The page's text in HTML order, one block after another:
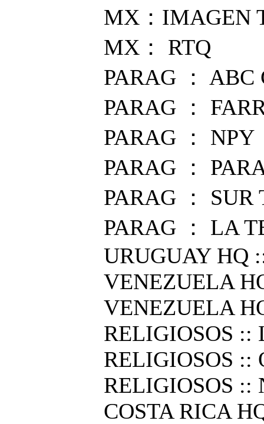
MX：IMAGEN
MX： RTQ
PARAG ： ABC
PARAG ：
PARAG ： NPY
PARAG ：
PARAG ： SUR
PARAG ： LA
URUGUAY HQ
VENEZUELA
VENEZUELA
RELIGIOSOS ::
RELIGIOSOS ::
RELIGIOSOS ::
COSTA RICA